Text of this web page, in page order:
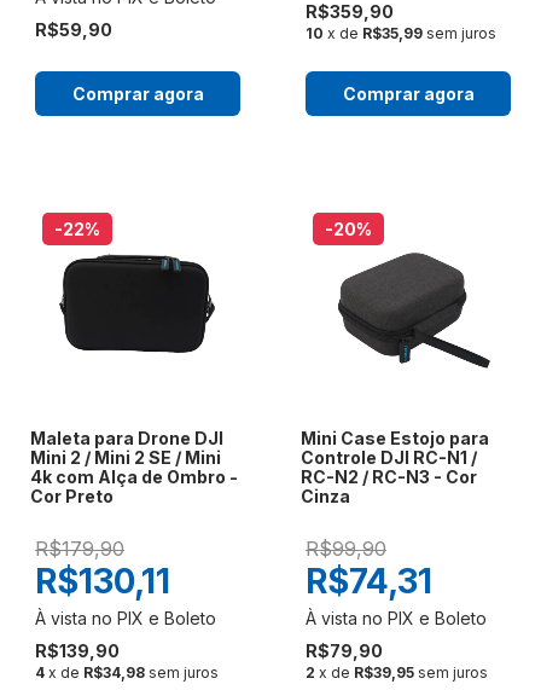
R$59,90
Comprar agora
R$359,90
10 x de R$35,99 sem juros
Comprar agora
-22%
Maleta para Drone DJI
Mini 2 / Mini 2 SE / Mini
4k com Alça de Ombro -
Cor Preto
R$179,90
R$139,90
R$130,11
4 x de R$34,98 sem juros
-20%
Mini Case Estojo para
Controle DJI RC-N1 /
RC-N2 / RC-N3 - Cor
Cinza
R$99,90
R$79,90
R$74,31
2 x de R$39,95 sem juros